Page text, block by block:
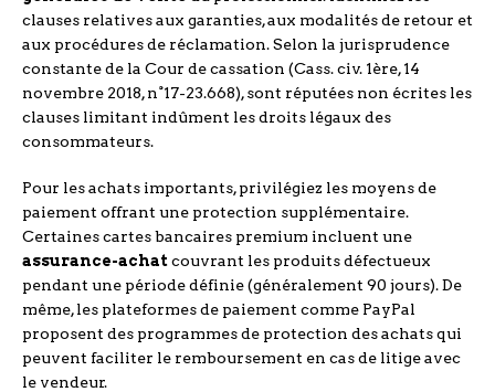
clauses relatives aux garanties, aux modalités de retour et
aux procédures de réclamation. Selon la jurisprudence
constante de la Cour de cassation (Cass. civ. 1ère, 14
novembre 2018, n°17-23.668), sont réputées non écrites les
clauses limitant indûment les droits légaux des
consommateurs.
Pour les achats importants, privilégiez les moyens de
paiement offrant une protection supplémentaire.
Certaines cartes bancaires premium incluent une
assurance-achatcouvrant les produits défectueux
pendant une période définie (généralement 90 jours). De
même, les plateformes de paiement comme PayPal
proposent des programmes de protection des achats qui
peuvent faciliter le remboursement en cas de litige avec
le vendeur.